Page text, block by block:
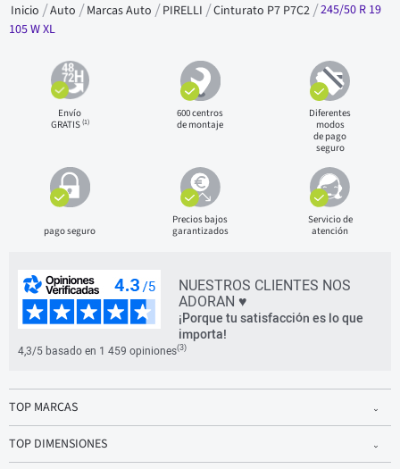
Inicio Auto Marcas Auto PIRELLI Cinturato P7 P7C2 245/50 R 19
105 W XL
Envío
GRATIS(1)
600 centros
de montaje
Diferentes
modos
de pago
seguro
pago seguro
Precios bajos
garantizados
Servicio de
atención
NUESTROS CLIENTES NOS
ADORAN ♥
¡Porque tu satisfacción es lo que
importa!
4,3/5 basado en 1 459 opiniones(3)
TOP MARCAS
TOP DIMENSIONES